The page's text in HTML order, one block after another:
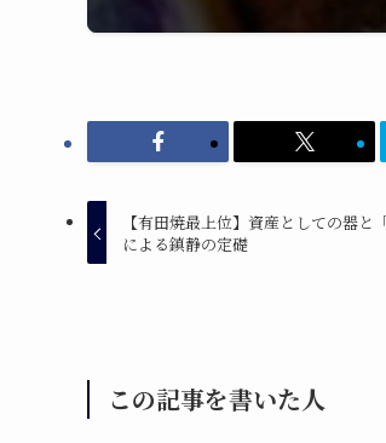
【有田焼最上位】資産としての器
による鎮静の定礎
この記事を書いた人